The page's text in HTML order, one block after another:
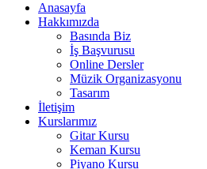
Anasayfa
Hakkımızda
Basında Biz
İş Başvurusu
Online Dersler
Müzik Organizasyonu
Tasarım
İletişim
Kurslarımız
Gitar Kursu
Keman Kursu
Piyano Kursu